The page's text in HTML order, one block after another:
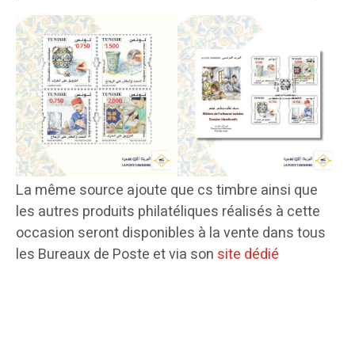
La même source ajoute que cs timbre ainsi que
les autres produits philatéliques réalisés à cette
occasion seront disponibles à la vente dans tous
les Bureaux de Poste et via son site dédié